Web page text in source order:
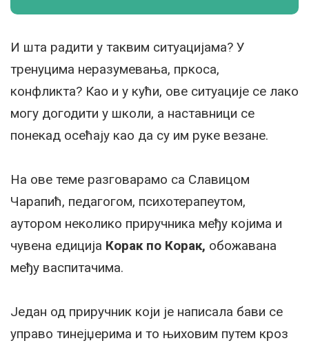
И шта радити у таквим ситуацијама? У
тренуцима неразумевања, пркоса,
конфликта? Као и у кући, ове ситуације се лако
могу догодити у школи, а наставници се
понекад осећају као да су им руке везане.
На ове теме разговарамо са Славицом
Чарапић, педагогом, психотерапеутом,
аутором неколико приручника међу којима и
чувена едиција Корак по Корак, обожавана
међу васпитачима.
Један од приручник који је написала бави се
управо тинејџерима и то њиховим путем кроз